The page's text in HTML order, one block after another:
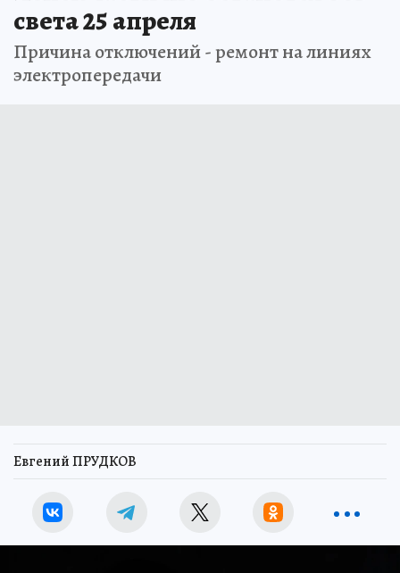
света 25 апреля
Причина отключений - ремонт на линиях
электропередачи
Евгений ПРУДКОВ